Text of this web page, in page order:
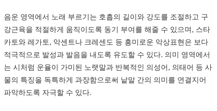
음운 영역에서 노래 부르기는 호흡의 길이와 강도를 조절하고 구
강근육을 적절하게 움직이도록 동기 부여를 해줄 수 있으며, 스타
카토와 레가토, 악센트나 크레센도 등 흥미로운 악상표현은 보다
적극적으로 발성과 발음을 내도록 유도할 수 있다. 의미 영역에서
는 시처럼 운율이 가미된 노랫말과 반복적인 의성어, 의태어 등 사
물의 특징을 독특하게 과장함으로써 낱말 간의 의미를 연결지어
파악하도록 자극할 수 있다.